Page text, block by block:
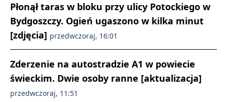
Płonął taras w bloku przy ulicy Potockiego w
Bydgoszczy. Ogień ugaszono w kilka minut
[zdjęcia] przedwczoraj, 16:01
Zderzenie na autostradzie A1 w powiecie
świeckim. Dwie osoby ranne [aktualizacja]
przedwczoraj, 11:51